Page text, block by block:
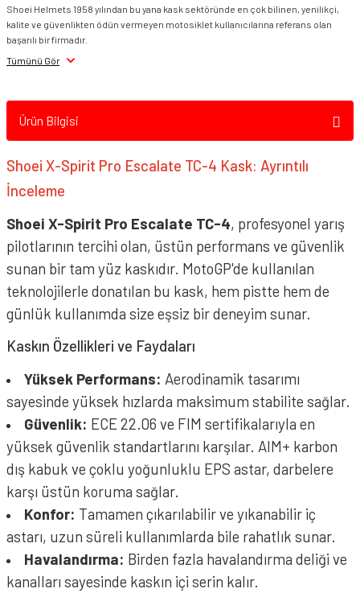
Shoei Helmets 1958 yılından bu yana kask sektöründe en çok bilinen, yenilikçi,
kalite ve güvenlikten ödün vermeyen motosiklet kullanıcılarına referans olan
başarılı bir firmadır.
Tümünü Gör
Ürün Bilgisi
Shoei X-Spirit Pro Escalate TC-4 Kask: Ayrıntılı
İnceleme
Shoei X-Spirit Pro Escalate TC-4, profesyonel yarış
pilotlarının tercihi olan, üstün performans ve güvenlik
sunan bir tam yüz kaskıdır. MotoGP'de kullanılan
teknolojilerle donatılan bu kask, hem pistte hem de
günlük kullanımda size eşsiz bir deneyim sunar.
Kaskın Özellikleri ve Faydaları
Yüksek Performans: Aerodinamik tasarımı
sayesinde yüksek hızlarda maksimum stabilite sağlar.
Güvenlik: ECE 22.06 ve FIM sertifikalarıyla en
yüksek güvenlik standartlarını karşılar. AIM+ karbon
dış kabuk ve çoklu yoğunluklu EPS astar, darbelere
karşı üstün koruma sağlar.
Konfor: Tamamen çıkarılabilir ve yıkanabilir iç
astarı, uzun süreli kullanımlarda bile rahatlık sunar.
Havalandırma: Birden fazla havalandırma deliği ve
kanalları sayesinde kaskın içi serin kalır.